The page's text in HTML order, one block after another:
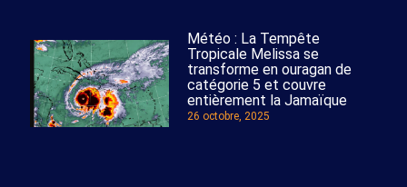
Météo : La Tempête
Tropicale Melissa se
transforme en ouragan de
catégorie 5 et couvre
entièrement la Jamaïque
26 octobre, 2025